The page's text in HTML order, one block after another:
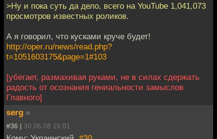
>Ну и пока суть да дело, всего на YouTube 1,041,073
просмотров известных роликов.
А я говорил, что кусками круче будет!
http://oper.ru/news/read.php?
t=1051603175&page=1#103
[убегает, размахивая руками, не в силах сдержать
радость от осознания гениальности замыслов
Главного]
serg »
#36 | 30.06.08 15:01